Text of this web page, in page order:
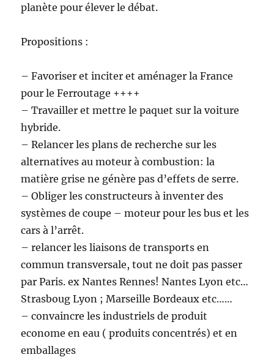
planète pour élever le débat.
Propositions :
– Favoriser et inciter et aménager la France
pour le Ferroutage ++++
– Travailler et mettre le paquet sur la voiture
hybride.
– Relancer les plans de recherche sur les
alternatives au moteur à combustion: la
matière grise ne génère pas d’effets de serre.
– Obliger les constructeurs à inventer des
systèmes de coupe – moteur pour les bus et les
cars à l’arrêt.
– relancer les liaisons de transports en
commun transversale, tout ne doit pas passer
par Paris. ex Nantes Rennes! Nantes Lyon etc…
Strasboug Lyon ; Marseille Bordeaux etc……
– convaincre les industriels de produit
econome en eau ( produits concentrés) et en
emballages